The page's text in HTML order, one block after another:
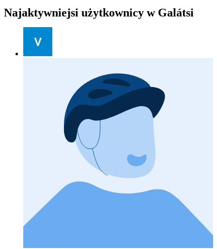
Najaktywniejsi użytkownicy w Galátsi